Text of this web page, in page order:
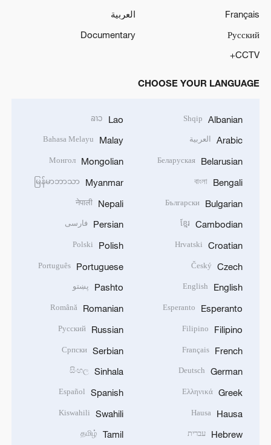
Français
العربية
Русский
Documentary
CCTV+
CHOOSE YOUR LANGUAGE
Albanian
Shqip
Arabic العربية
Belarusian
Беларуская
Bengali
বাংলা
Bulgarian
Български
Cambodian
ខ្មែរ
Croatian
Hrvatski
Czech
Český
English
English
Esperanto
Esperanto
Filipino
Filipino
French
Français
German
Deutsch
Greek
Ελληνικά
Hausa
Hausa
Hebrew עברית
Lao
ລາວ
Malay
Bahasa Melayu
Mongolian
Монгол
Myanmar
မြန်မာဘာသာ
Nepali
नेपाली
Persian فارسی
Polish
Polski
Portuguese
Português
Pashto پښتو
Romanian
Română
Russian
Русский
Serbian
Српски
Sinhala
සිංහල
Spanish
Español
Swahili
Kiswahili
Tamil
தமிழ்